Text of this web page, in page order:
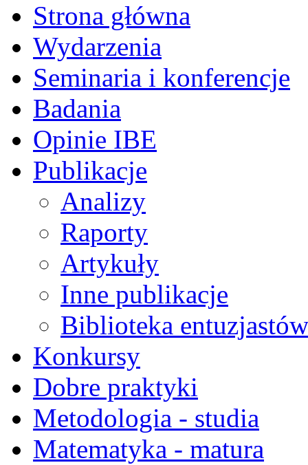
Strona główna
Wydarzenia
Seminaria i konferencje
Badania
Opinie IBE
Publikacje
Analizy
Raporty
Artykuły
Inne publikacje
Biblioteka
Konkursy
Dobre praktyki
Metodologia - studia
Matematyka - matura